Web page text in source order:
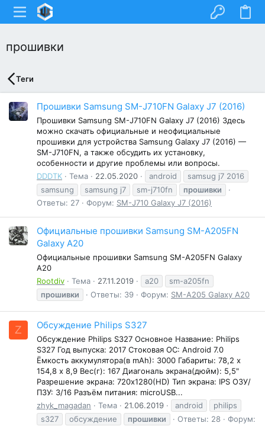
прошивки
Теги
Прошивки Samsung SM-J710FN Galaxy J7 (2016)
Прошивки Samsung SM-J710FN Galaxy J7 (2016) Здесь
можно скачать официальные и неофициальные
прошивки для устройства Samsung Galaxy J7 (2016) —
SM-J710FN, а также обсудить их установку,
особенности и другие проблемы или вопросы.
DDDTK
Тема 22.05.2020 android
samsug j7 2016
samsung
samsung j7 sm-j710fn
прошивки
Ответы: 27
Форум: SM-J710 Galaxy J7 (2016)
Официальные прошивки Samsung SM-A205FN
Galaxy A20
Официальные прошивки Samsung SM-A205FN Galaxy
A20
Rootdiv
Тема 27.11.2019 a20
sm-a205fn
прошивки
Ответы: 39 Форум: SM-A205 Galaxy A20
Z Обсуждение Philips S327
Обсуждение Philips S327 Основное Название: Philips
S327 Год выпуска: 2017 Стоковая ОС: Android 7.0
Ёмкость аккумулятора(в mAh): 3000 Габариты: 78,2 х
154,8 х 8,9 Вес(г): 167 Диагональ экрана(дюйм): 5,5"
Разрешение экрана: 720х1280(HD) Тип экрана: IPS ОЗУ/
ПЗУ: 3/16 Разъём питания: microUSB...
zhyk_magadan
Тема 21.06.2019 android
philips
s327
обсуждение прошивки Ответы: 28
Форум: